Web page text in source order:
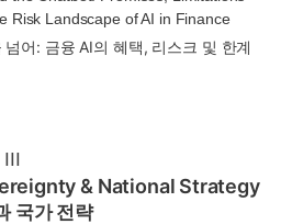
Risk Landscape of AI in Finance
넘어: 금융 AI의 혜택, 리스크 및 한계
III
& National Strategy
국가 전략